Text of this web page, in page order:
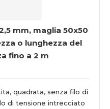
mm, maglia 50x50
o lunghezza del
fino a 2 m
quadrata, senza filo di
di tensione intrecciato